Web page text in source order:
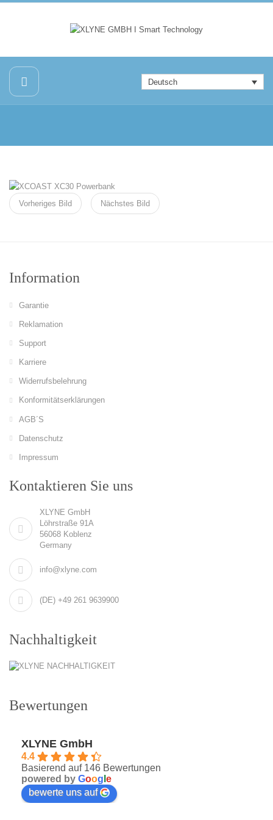
Deutsch
Vorheriges Bild Nächstes Bild
Information
Garantie
Reklamation
Support
Karriere
Widerrufsbelehrung
Konformitätserklärungen
AGB´S
Datenschutz
Impressum
Kontaktieren Sie uns
XLYNE GmbH
Löhrstraße 91A
56068 Koblenz
Germany
info@xlyne.com
(DE) +49 261 9639900
Nachhaltigkeit
Bewertungen
XLYNE GmbH
4.4
Basierend auf 146 Bewertungen
powered by Goog e
bewerte uns auf